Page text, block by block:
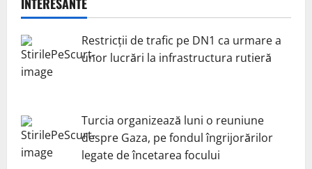
Restricții de trafic pe DN1 ca urmare a
unor lucrări la infrastructura rutieră
Turcia organizează luni o reuniune
despre Gaza, pe fondul îngrijorărilor
legate de încetarea focului